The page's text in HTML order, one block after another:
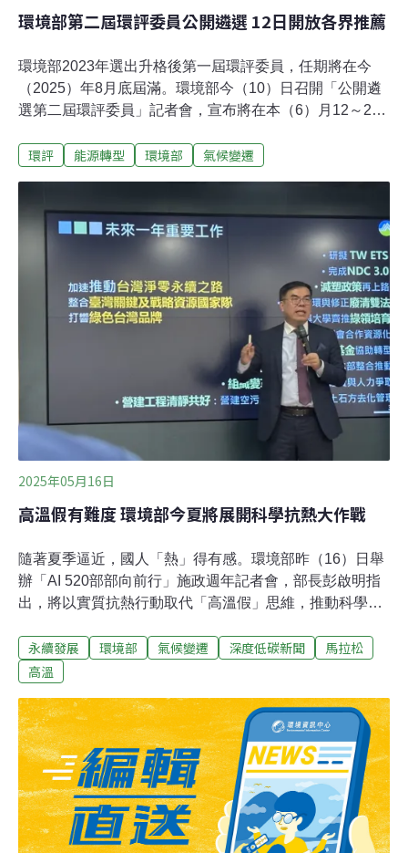
環境部第二屆環評委員公開遴選 12日開放各界推薦
環境部2023年選出升格後第一屆環評委員，任期將在今
（2025）年8月底屆滿。環境部今（10）日召開「公開遴
選第二屆環評委員」記者會，宣布將在本（6）月12～26
學者，擔任第二屆環評委員。環委中最多7名專家學者可
三倍的專家委員，供環境部長彭啟明圈選出正式名單，當
中包含10名上屆有留任資格的委員。依照規定，環評委員
人數共21名，七名為政府機關代表，14名為專家學者。其
中專家學者委員任期兩年，最多可留任一次，每次最多僅
能半數留任。第二屆確定無法留任的專家委員有官文惠、
陳美蓮、陳裕文及闕蓓德；其餘10名委員中，則有七名可
留任。環委是否納入更多專業領域、擴編人數？ 環保司：
會再和專家討論遴選委員會組成包含經濟部、交通部等，
但近年這些部會都有重大開發
環評 能源轉型 環境部 氣候變遷
2025年05月16日
高溫假有難度 環境部今夏將展開科學抗熱大作戰
隨著夏季逼近，國人「熱」得有感。環境部昨（16）日舉
辦「AI 520部部向前行」施政週年記者會，部長彭啟明指
出，將以實質抗熱行動取代「高溫假」思維，推動科學化
的氣候政策布局，包括新版減碳目標NDC 3.0或與新成立
的運動部合作，推動永續運動賽事，擴大全民參與氣候行
啟明坦承有難度，「台灣很難有一個假，早晚一整天的放
（假）。」先是台灣屬海島型氣候，高溫集中於每日午後
11時至15時間，平均氣溫落在35至38°C，其餘時段則多
維持在30°C左右。彭啟明進一步解釋，台灣非大陸性氣候
國家，如中國湖南、四川等內陸地區，即便入夜溫度仍有
37°C、38°C；印度白天氣溫更甚至高達50°C、60°C。彭
啟明進一步解釋，戶外工作者、弱勢族群保護做得好，也
永續發展 環境部 氣候變遷 深度低碳新聞
馬拉松
高溫